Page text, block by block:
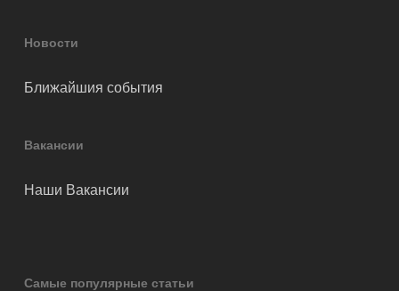
Новости
Ближайшия события
Вакансии
Наши Вакансии
Самые популярные статьи